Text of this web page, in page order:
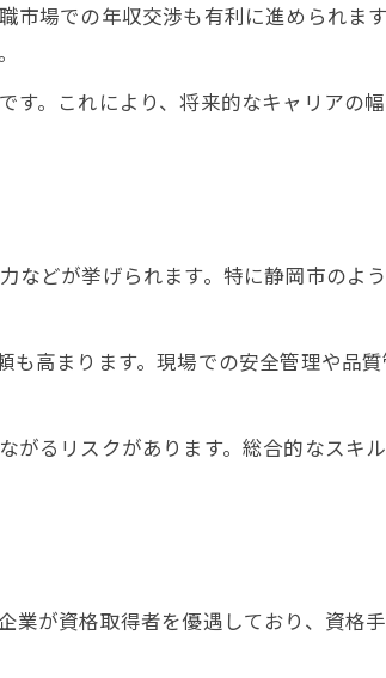
人
力
市場での年収交渉も有利に進められま
。これにより、将来的なキャリアの
などが挙げられます。特に静岡市のよ
高まります。現場での安全管理や品
るリスクがあります。総合的なスキ
が資格取得者を優遇しており、資格手